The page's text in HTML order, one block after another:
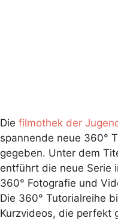
Die filmothek der
spannende neue 360°
gegeben. Unter dem
entführt die neue Serie
360° Fotografie und
Die 360° Tutorialreihe
Kurzvideos, die perfekt